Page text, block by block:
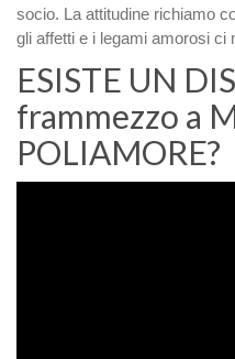
socio. La attitudine richiamo
gli affetti e i legami amorosi ci
ESISTE UN
frammezzo a
POLIAMORE?